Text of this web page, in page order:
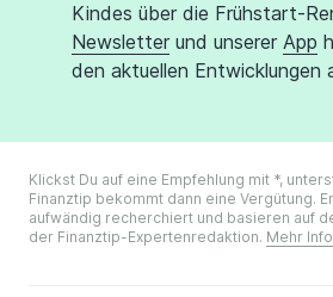
Kindes über die Frühstart-
Newsletter und unserer App
den aktuellen Entwicklungen
Klickst Du auf eine Empfehlung mit *,
Finanztip bekommt dann eine Vergütung.
aufwändig recherchiert und basieren auf
der Finanztip-Expertenredaktion. Mehr